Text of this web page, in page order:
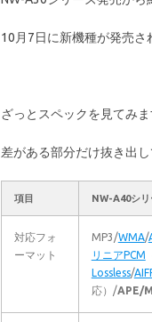
10月7日に新機種が発売さ
ざっとスペックを見てみま
差がある部分だけ抜き出し
項目 NW-A40シリ
対応フォ
ーマット
MP3/WMA/
リニアPCM
Lossless/
応）/APE/